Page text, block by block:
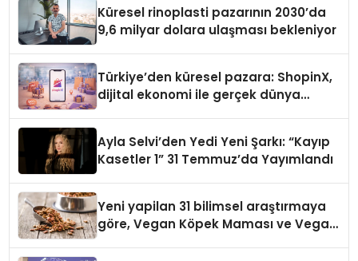
Küresel rinoplasti pazarının 2030’da
9,6 milyar dolara ulaşması bekleniyor
Türkiye’den küresel pazara: ShopinX,
dijital ekonomi ile gerçek dünya
Ayla Selvi’den Yedi Yeni Şarkı: “Kayıp
Kasetler 1” 31 Temmuz’da Yayımlandı
Yeni yapilan 31 bilimsel araştırmaya
göre, Vegan Köpek Maması ve Vegan